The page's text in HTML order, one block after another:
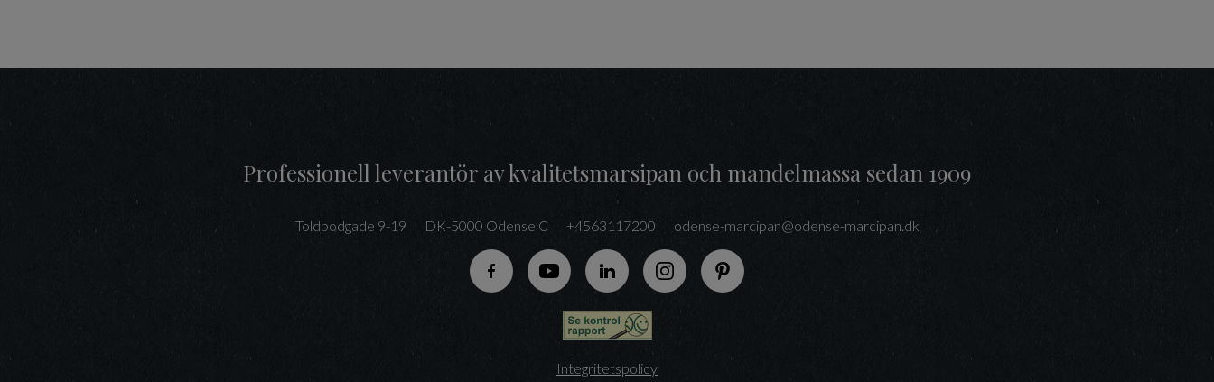
Professionell leverantör av kvalitetsmarsipan och mandelmassa sedan 1909
Toldbodgade 9-19 DK-5000 Odense C +4563117200 odense-marcipan@odense-marcipan.dk
Följ oss på Facebook
Följ oss på YouTube
Följ oss på LinkedIn
Följ oss på Instagram
Följ oss på Pinterest
Integritetspolicy